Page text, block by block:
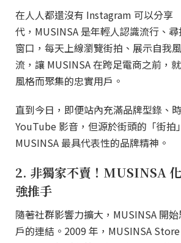
在人人都還沒有 Instagram 可以分享
代，MUSINSA 是年輕人認識流行、
窗口，每天上線瀏覽街拍、展示自我
流，讓 MUSINSA 在跨足電商之前，
風格而聚集的忠實用戶。
直到今日，即便站內充滿品牌型錄、
YouTube 影音，但源於街頭的「街拍
MUSINSA 最具代表性的品牌精神。
2. 非獨家不賣！MUSINSA
強推手
隨著社群影響力擴大，MUSINSA 開
戶的連結。2009 年，MUSINSA